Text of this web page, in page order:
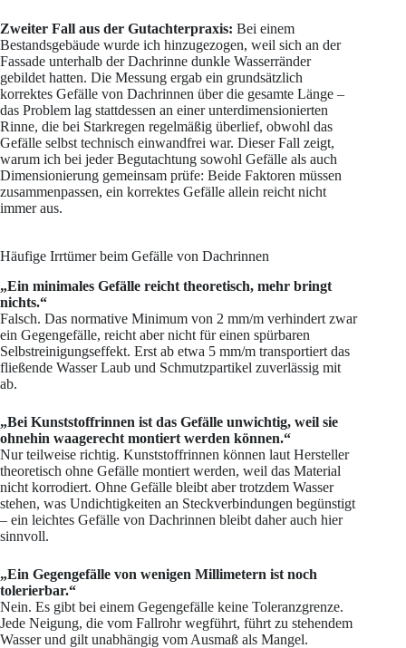
Zweiter Fall aus der Gutachterpraxis: Bei einem
Bestandsgebäude wurde ich hinzugezogen, weil sich an der
Fassade unterhalb der Dachrinne dunkle Wasserränder
gebildet hatten. Die Messung ergab ein grundsätzlich
korrektes Gefälle von Dachrinnen über die gesamte Länge –
das Problem lag stattdessen an einer unterdimensionierten
Rinne, die bei Starkregen regelmäßig überlief, obwohl das
Gefälle selbst technisch einwandfrei war. Dieser Fall zeigt,
warum ich bei jeder Begutachtung sowohl Gefälle als auch
Dimensionierung gemeinsam prüfe: Beide Faktoren müssen
zusammenpassen, ein korrektes Gefälle allein reicht nicht
immer aus.
Häufige Irrtümer beim Gefälle von Dachrinnen
„Ein minimales Gefälle reicht theoretisch, mehr bringt
nichts.“
Falsch. Das normative Minimum von 2 mm/m verhindert zwar
ein Gegengefälle, reicht aber nicht für einen spürbaren
Selbstreinigungseffekt. Erst ab etwa 5 mm/m transportiert das
fließende Wasser Laub und Schmutzpartikel zuverlässig mit
ab.
„Bei Kunststoffrinnen ist das Gefälle unwichtig, weil sie
ohnehin waagerecht montiert werden können.“
Nur teilweise richtig. Kunststoffrinnen können laut Hersteller
theoretisch ohne Gefälle montiert werden, weil das Material
nicht korrodiert. Ohne Gefälle bleibt aber trotzdem Wasser
stehen, was Undichtigkeiten an Steckverbindungen begünstigt
– ein leichtes Gefälle von Dachrinnen bleibt daher auch hier
sinnvoll.
„Ein Gegengefälle von wenigen Millimetern ist noch
tolerierbar.“
Nein. Es gibt bei einem Gegengefälle keine Toleranzgrenze.
Jede Neigung, die vom Fallrohr wegführt, führt zu stehendem
Wasser und gilt unabhängig vom Ausmaß als Mangel.